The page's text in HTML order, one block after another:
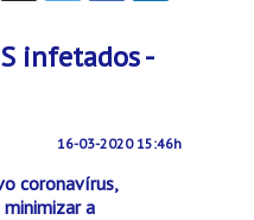
infetados -
16-03-2020 15:46h
coronavírus,
a